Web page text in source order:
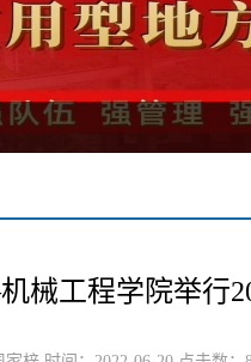
械工程学院举行